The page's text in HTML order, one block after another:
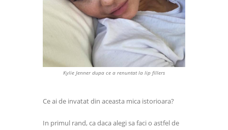
Kylie Jenner dupa ce a renuntat la lip fillers
Ce ai de invatat din aceasta mica istorioara?
In primul rand, ca daca alegi sa faci o astfel de